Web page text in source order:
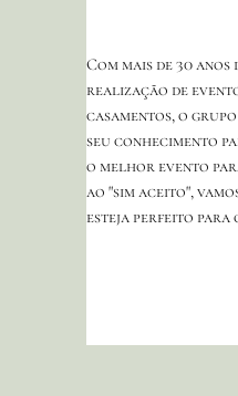
Com mais de 30
realização de
casamentos, o
seu conhecimento
o melhor evento
ao "sim aceito",
esteja perfeito para